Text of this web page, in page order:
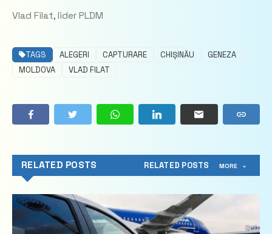
Vlad Filat, lider PLDM
TAGS ALEGERI CAPTURARE CHIȘINĂU
GENEZA
MOLDOVA
VLAD FILAT
RELATED POSTS RELATED POSTS MORE